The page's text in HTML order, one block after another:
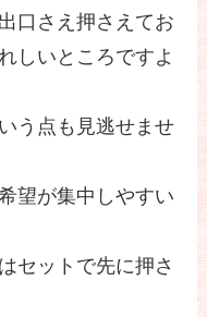
口さえ押さえてお
しいところですよ
う点も見逃せませ
望が集中しやすい
セットで先に押さ